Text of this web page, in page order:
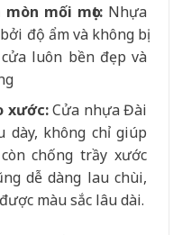
mối mọt: Nhựa
độ ẩm và không bị
luôn bền đẹp và
xước:Cửa nhựa Đài
dày, không chỉ giúp
chống trầy xước
dễ dàng lau chùi,
màu sắc lâu dài.